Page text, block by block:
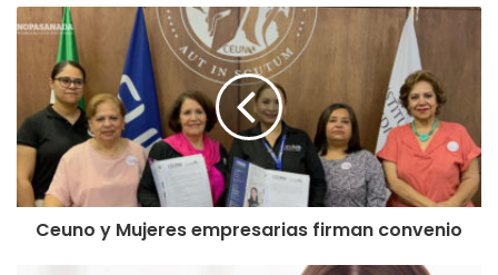
Ceuno y Mujeres empresarias firman convenio